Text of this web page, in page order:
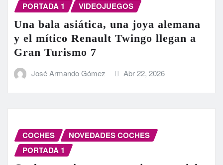
PORTADA 1 VIDEOJUEGOS
Una bala asiática, una joya alemana
y el mítico Renault Twingo llegan a
Gran Turismo 7
José Armando Gómez Abr 22, 2026
COCHES
NOVEDADES COCHES
PORTADA 1